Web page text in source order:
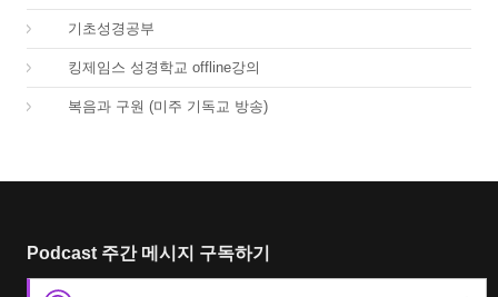
기초성경공부
킹제임스 성경학교 offline강의
복음과 구원 (미주 기독교 방송)
Podcast 주간 메시지 구독하기